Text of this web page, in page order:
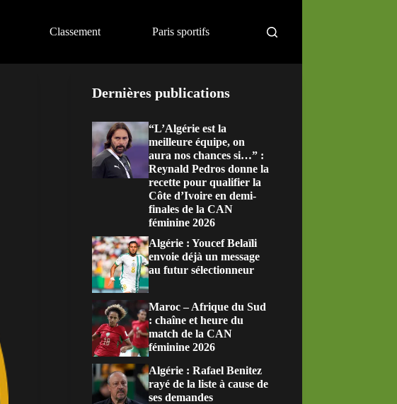
Classement Paris sportifs
Dernières publications
“L’Algérie est la
meilleure équipe, on
aura nos chances si…” :
Reynald Pedros donne la
recette pour qualifier la
Côte d’Ivoire en demi-
finales de la CAN
féminine 2026
Algérie : Youcef Belaïli
envoie déjà un message
au futur sélectionneur
Maroc – Afrique du Sud
: chaîne et heure du
match de la CAN
féminine 2026
Algérie : Rafael Benitez
rayé de la liste à cause de
ses demandes